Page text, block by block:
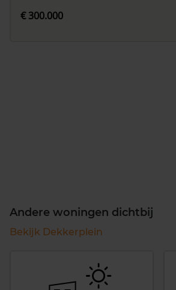
€ 300.000
Andere woningen dichtbij
Bekijk Dekkerplein